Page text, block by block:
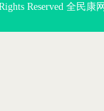
Reserved 全民康